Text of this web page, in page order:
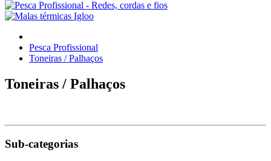
Pesca Profissional
Toneiras / Palhaços
Toneiras / Palhaços
Sub-categorias